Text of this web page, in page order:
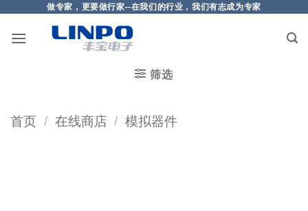
做专家，更要做行家--在我们的行业，我们有志成为专家
筛选
首页 / 在线商店 / 模拟器件